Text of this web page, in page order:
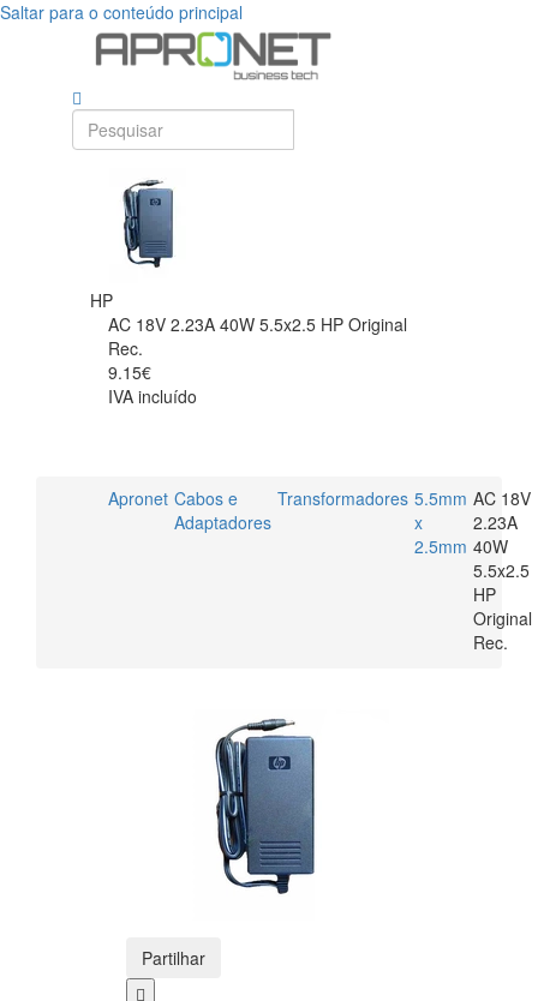
Saltar para o conteúdo principal
HP
AC 18V 2.23A 40W 5.5x2.5 HP Original
Rec.
9.15€
IVA incluído
Apronet Cabos e
Adaptadores
Transformadores 5.5mm
x
2.5mm
AC 18V
2.23A
40W
5.5x2.5
HP
Original
Rec.
Partilhar